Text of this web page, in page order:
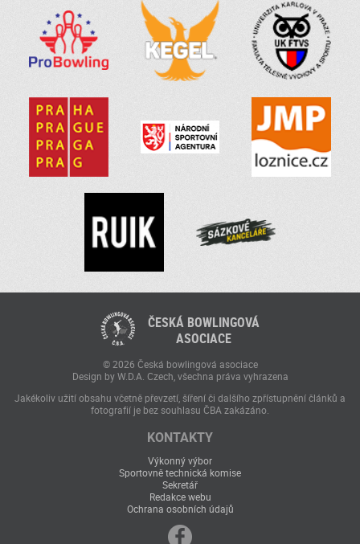
ČESKÁ BOWLINGOVÁ
ASOCIACE
© 2026 Česká bowlingová asociace
Design by W.D.A. Czech, všechna práva vyhrazena
Jakékoliv užití obsahu včetně převzetí, šíření či dalšího zpřístupnění článků a
fotografií je bez souhlasu ČBA zakázáno.
KONTAKTY
Výkonný výbor
Sportovně technická komise
Sekretář
Redakce webu
Ochrana osobních údajů